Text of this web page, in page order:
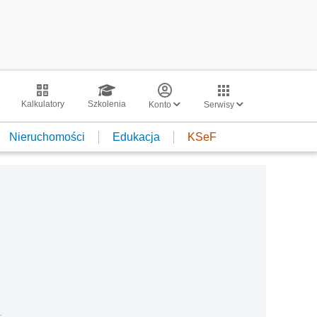
Kalkulatory Szkolenia Konto Serwisy
Nieruchomości Edukacja KSeF